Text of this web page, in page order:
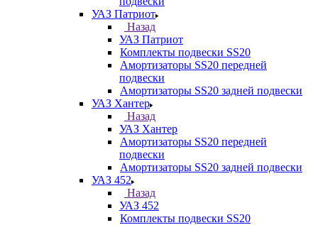
УАЗ Патриот
Назад
УАЗ Патриот
Комплекты подвески SS20
Амортизаторы SS20 передней
подвески
Амортизаторы SS20 задней подвески
УАЗ Хантер
Назад
УАЗ Хантер
Амортизаторы SS20 передней
подвески
Амортизаторы SS20 задней подвески
УАЗ 452
Назад
УАЗ 452
Комплекты подвески SS20